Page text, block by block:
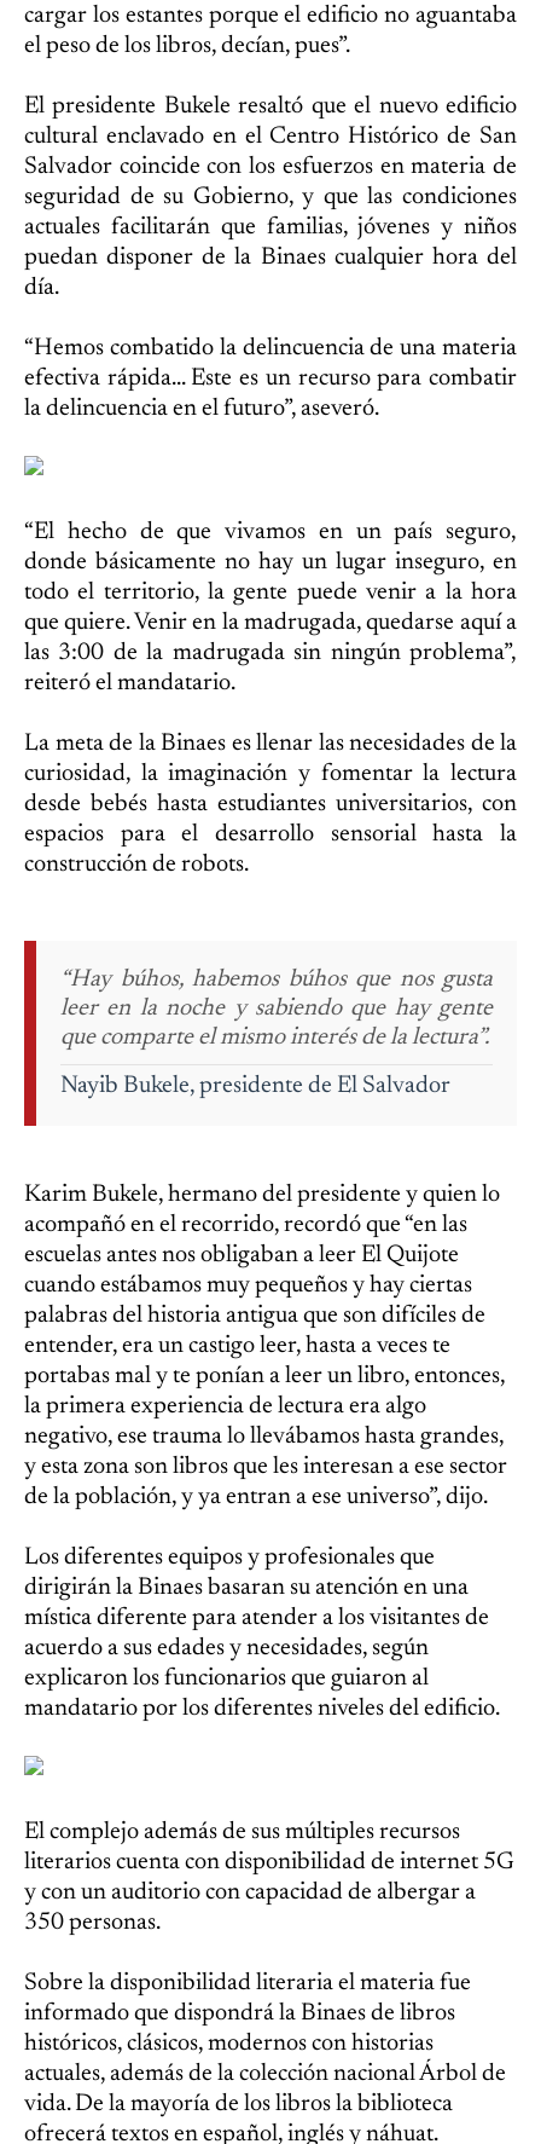
cargar los estantes porque el edificio no aguantaba
el peso de los libros, decían, pues”.
El presidente Bukele resaltó que el nuevo edificio
cultural enclavado en el Centro Histórico de San
Salvador coincide con los esfuerzos en materia de
seguridad de su Gobierno, y que las condiciones
actuales facilitarán que familias, jóvenes y niños
puedan disponer de la Binaes cualquier hora del
día.
“Hemos combatido la delincuencia de una materia
efectiva rápida... Este es un recurso para combatir
la delincuencia en el futuro”, aseveró.
“El hecho de que vivamos en un país seguro,
donde básicamente no hay un lugar inseguro, en
todo el territorio, la gente puede venir a la hora
que quiere. Venir en la madrugada, quedarse aquí a
las 3:00 de la madrugada sin ningún problema”,
reiteró el mandatario.
La meta de la Binaes es llenar las necesidades de la
curiosidad, la imaginación y fomentar la lectura
desde bebés hasta estudiantes universitarios, con
espacios para el desarrollo sensorial hasta la
construcción de robots.
“Hay búhos, habemos búhos que nos gusta
leer en la noche y sabiendo que hay gente
que comparte el mismo interés de la lectura”.
Nayib Bukele, presidente de El Salvador
Karim Bukele, hermano del presidente y quien lo
acompañó en el recorrido, recordó que “en las
escuelas antes nos obligaban a leer El Quijote
cuando estábamos muy pequeños y hay ciertas
palabras del historia antigua que son difíciles de
entender, era un castigo leer, hasta a veces te
portabas mal y te ponían a leer un libro, entonces,
la primera experiencia de lectura era algo
negativo, ese trauma lo llevábamos hasta grandes,
y esta zona son libros que les interesan a ese sector
de la población, y ya entran a ese universo”, dijo.
Los diferentes equipos y profesionales que
dirigirán la Binaes basaran su atención en una
mística diferente para atender a los visitantes de
acuerdo a sus edades y necesidades, según
explicaron los funcionarios que guiaron al
mandatario por los diferentes niveles del edificio.
El complejo además de sus múltiples recursos
literarios cuenta con disponibilidad de internet 5G
y con un auditorio con capacidad de albergar a
350 personas.
Sobre la disponibilidad literaria el materia fue
informado que dispondrá la Binaes de libros
históricos, clásicos, modernos con historias
actuales, además de la colección nacional Árbol de
vida. De la mayoría de los libros la biblioteca
ofrecerá textos en español, inglés y náhuat.